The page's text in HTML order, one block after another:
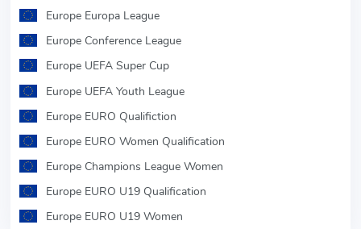
Europe Europa League
Europe Conference League
Europe UEFA Super Cup
Europe UEFA Youth League
Europe EURO Qualifiction
Europe EURO Women Qualification
Europe Champions League Women
Europe EURO U19 Qualification
Europe EURO U19 Women